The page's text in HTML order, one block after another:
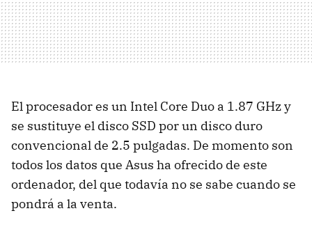
El procesador es un Intel Core Duo a 1.87 GHz y
se sustituye el disco SSD por un disco duro
convencional de 2.5 pulgadas. De momento son
todos los datos que Asus ha ofrecido de este
ordenador, del que todavía no se sabe cuando se
pondrá a la venta.